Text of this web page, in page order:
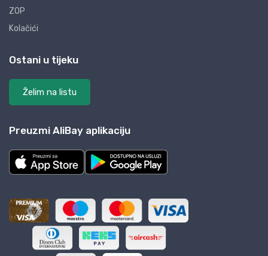
ZOP
Kolačići
Ostani u tijeku
Želim na listu
Preuzmi AliBay aplikaciju